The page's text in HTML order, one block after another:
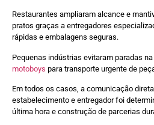
Restaurantes ampliaram alcance e
pratos graças a entregadores
rápidas e embalagens seguras.
Pequenas indústrias evitaram paradas
motoboys para transporte urgente de
Em todos os casos, a comunicação
estabelecimento e entregador foi
última hora e construção de parcerias